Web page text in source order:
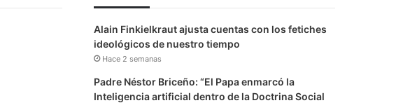
Alain Finkielkraut ajusta cuentas con los fetiches
ideológicos de nuestro tiempo
Hace 2 semanas
Padre Néstor Briceño: “El Papa enmarcó la
Inteligencia artificial dentro de la Doctrina Social